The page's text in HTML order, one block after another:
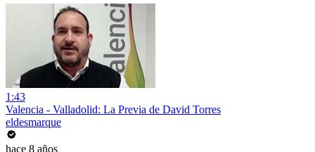
1:43
Valencia - Valladolid: La Previa de David Torres
eldesmarque
hace 8 años